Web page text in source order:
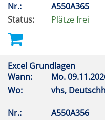
Nr.:
A550A365
Status:
Plätze frei
Excel Grundlagen
Wann:
Mo.
Wo:
vhs,
Nr.:
A550A356